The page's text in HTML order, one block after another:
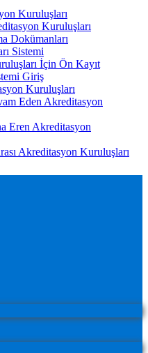
Kuruluşları
Kuruluşları
Dokümanları
Sistemi
İçin Ön Kayıt
Giriş
Kuruluşları
Eden Akreditasyon
Eren Akreditasyon
Akreditasyon Kuruluşları